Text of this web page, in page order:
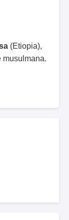
(Etiopia),
musulmana.